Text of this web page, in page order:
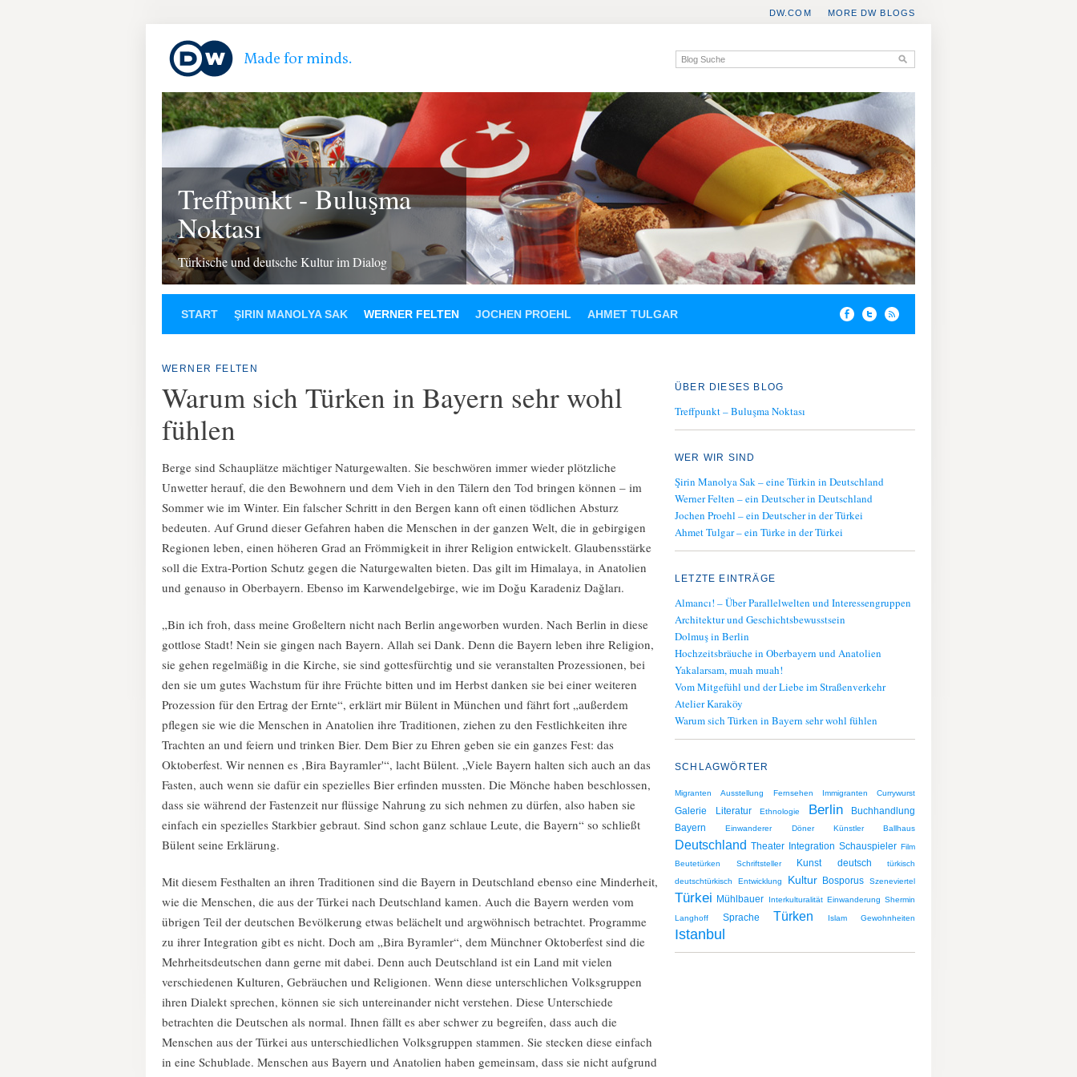
MORE DW BLOGS
DW.COM
Treffpunkt - Buluşma
Noktası
Türkische und deutsche Kultur im Dialog
START ŞIRIN MANOLYA SAK WERNER FELTEN JOCHEN PROEHL AHMET TULGAR
WERNER FELTEN
Warum sich Türken in Bayern sehr wohl
fühlen
Berge sind Schauplätze mächtiger Naturgewalten. Sie beschwören immer wieder plötzliche
Unwetter herauf, die den Bewohnern und dem Vieh in den Tälern den Tod bringen können – im
Sommer wie im Winter. Ein falscher Schritt in den Bergen kann oft einen tödlichen Absturz
bedeuten. Auf Grund dieser Gefahren haben die Menschen in der ganzen Welt, die in gebirgigen
Regionen leben, einen höheren Grad an Frömmigkeit in ihrer Religion entwickelt. Glaubensstärke
soll die Extra-Portion Schutz gegen die Naturgewalten bieten. Das gilt im Himalaya, in Anatolien
und genauso in Oberbayern. Ebenso im Karwendelgebirge, wie im Doğu Karadeniz Dağları.
„Bin ich froh, dass meine Großeltern nicht nach Berlin angeworben wurden. Nach Berlin in diese
gottlose Stadt! Nein sie gingen nach Bayern. Allah sei Dank. Denn die Bayern leben ihre Religion,
sie gehen regelmäßig in die Kirche, sie sind gottesfürchtig und sie veranstalten Prozessionen, bei
den sie um gutes Wachstum für ihre Früchte bitten und im Herbst danken sie bei einer weiteren
Prozession für den Ertrag der Ernte“, erklärt mir Bülent in München und fährt fort „außerdem
pflegen sie wie die Menschen in Anatolien ihre Traditionen, ziehen zu den Festlichkeiten ihre
Trachten an und feiern und trinken Bier. Dem Bier zu Ehren geben sie ein ganzes Fest: das
Oktoberfest. Wir nennen es ‚Bira Bayramler'“, lacht Bülent. „Viele Bayern halten sich auch an das
Fasten, auch wenn sie dafür ein spezielles Bier erfinden mussten. Die Mönche haben beschlossen,
dass sie während der Fastenzeit nur flüssige Nahrung zu sich nehmen zu dürfen, also haben sie
einfach ein spezielles Starkbier gebraut. Sind schon ganz schlaue Leute, die Bayern“ so schließt
Bülent seine Erklärung.
Mit diesem Festhalten an ihren Traditionen sind die Bayern in Deutschland ebenso eine Minderheit,
wie die Menschen, die aus der Türkei nach Deutschland kamen. Auch die Bayern werden vom
übrigen Teil der deutschen Bevölkerung etwas belächelt und argwöhnisch betrachtet. Programme
zu ihrer Integration gibt es nicht. Doch am „Bira Byramler“, dem Münchner Oktoberfest sind die
Mehrheitsdeutschen dann gerne mit dabei. Denn auch Deutschland ist ein Land mit vielen
verschiedenen Kulturen, Gebräuchen und Religionen. Wenn diese unterschlichen Volksgruppen
ihren Dialekt sprechen, können sie sich untereinander nicht verstehen. Diese Unterschiede
betrachten die Deutschen als normal. Ihnen fällt es aber schwer zu begreifen, dass auch die
Menschen aus der Türkei aus unterschiedlichen Volksgruppen stammen. Sie stecken diese einfach
in eine Schublade. Menschen aus Bayern und Anatolien haben gemeinsam, dass sie nicht aufgrund
ÜBER DIESES BLOG
Treffpunkt – Buluşma Noktası
WER WIR SIND
Şirin Manolya Sak – eine Türkin in Deutschland
Werner Felten – ein Deutscher in Deutschland
Jochen Proehl – ein Deutscher in der Türkei
Ahmet Tulgar – ein Türke in der Türkei
LETZTE EINTRÄGE
Almancı! – Über Parallelwelten und Interessengruppen
Architektur und Geschichtsbewusstsein
Dolmuş in Berlin
Hochzeitsbräuche in Oberbayern und Anatolien
Yakalarsam, muah muah!
Vom Mitgefühl und der Liebe im Straßenverkehr
Atelier Karaköy
Warum sich Türken in Bayern sehr wohl fühlen
SCHLAGWÖRTER
Migranten Ausstellung Fernsehen Immigranten Currywurst
Galerie Literatur Ethnologie Berlin
Buchhandlung
Bayern
Einwanderer Döner Künstler Ballhaus
Deutschland Theater Integration Schauspieler Film
Beutetürken
Schriftsteller Kunst deutsch
türkisch
deutschtürkisch
Entwicklung Kultur Bosporus Szeneviertel
Türkei Mühlbauer Interkulturalität Einwanderung Shermin
Langhoff Sprache Türken Islam Gewohnheiten
Istanbul